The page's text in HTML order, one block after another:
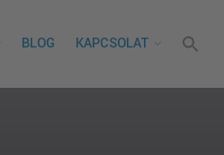
BLOG KAPCSOLAT